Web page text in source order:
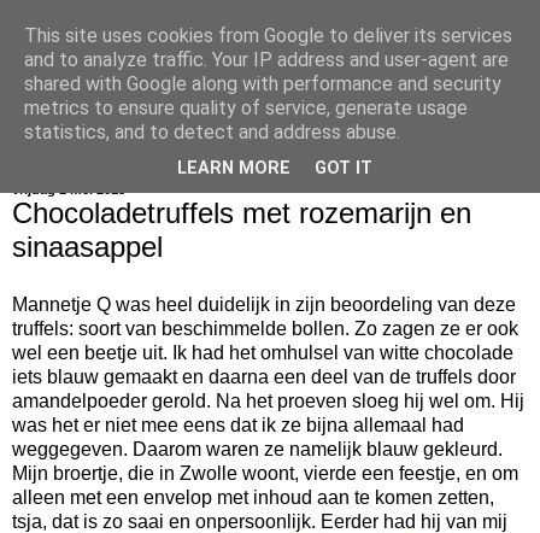
bijna net zo lekker als thuis
Chocoladetruffels met rozemarijn en
sinaasappel
Mannetje Q was heel duidelijk in zijn beoordeling van deze
truffels: soort van beschimmelde bollen. Zo zagen ze er ook
wel een beetje uit. Ik had het omhulsel van witte chocolade
iets blauw gemaakt en daarna een deel van de truffels door
amandelpoeder gerold. Na het proeven sloeg hij wel om. Hij
was het er niet mee eens dat ik ze bijna allemaal had
weggegeven. Daarom waren ze namelijk blauw gekleurd.
Mijn broertje, die in Zwolle woont, vierde een feestje, en om
alleen met een envelop met inhoud aan te komen zetten,
tsja, dat is zo saai en onpersoonlijk. Eerder had hij van mij
This site uses cookies from Google to deliver its services
and to analyze traffic. Your IP address and user-agent are
shared with Google along with performance and security
metrics to ensure quality of service, generate usage
statistics, and to detect and address abuse.
LEARN MORE GOT IT